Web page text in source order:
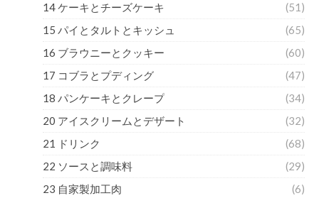
14 ケーキとチーズケーキ
(51)
15 パイとタルトとキッシュ
(65)
16 ブラウニーとクッキー
(60)
17 コブラとプディング
(47)
18 パンケーキとクレープ
(34)
20 アイスクリームとデザート
(32)
21 ドリンク
(68)
22 ソースと調味料
(29)
23 自家製加工肉
(6)